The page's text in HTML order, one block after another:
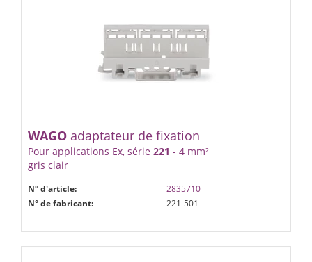
WAGO adaptateur de fixation
Pour applications Ex, série 221 - 4 mm²
gris clair
N° d'article:
2835710
N° de fabricant:
221-501